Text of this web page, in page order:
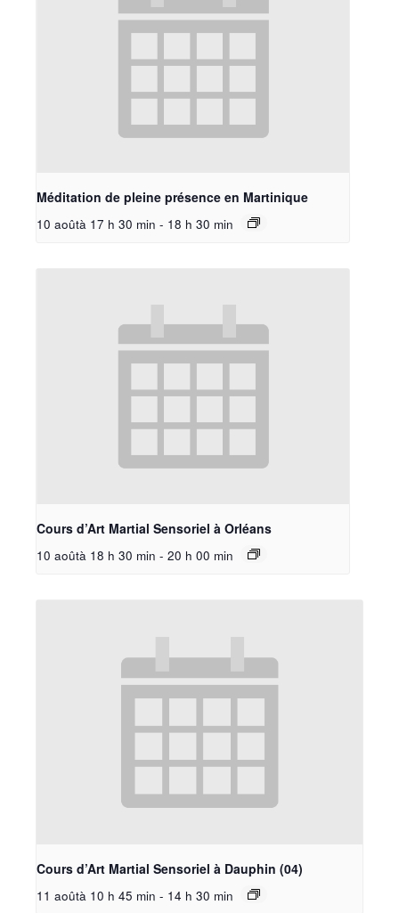
Méditation de pleine présence en Martinique
10 aoûtà 17 h 30 min - 18 h 30 min
Cours d’Art Martial Sensoriel à Orléans
10 aoûtà 18 h 30 min - 20 h 00 min
Cours d’Art Martial Sensoriel à Dauphin (04)
11 aoûtà 10 h 45 min - 14 h 30 min